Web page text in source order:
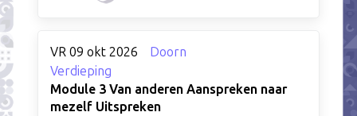
VR 09 okt 2026
Doorn
Verdieping
Module 3 Van anderen Aanspreken naar
mezelf Uitspreken